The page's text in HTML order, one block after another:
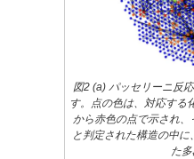
図2 (a) パッセリーニ反
す。点の色は、対応する
から赤色の点で示され
と判定された構造の中
た